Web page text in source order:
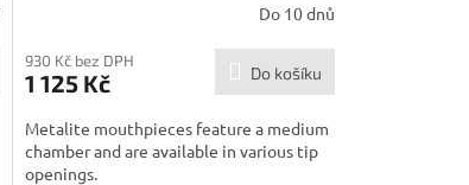
Do 10 dnů
930 Kč bez DPH
1 125 Kč Do košíku
Metalite mouthpieces feature a medium
chamber and are available in various tip
openings.